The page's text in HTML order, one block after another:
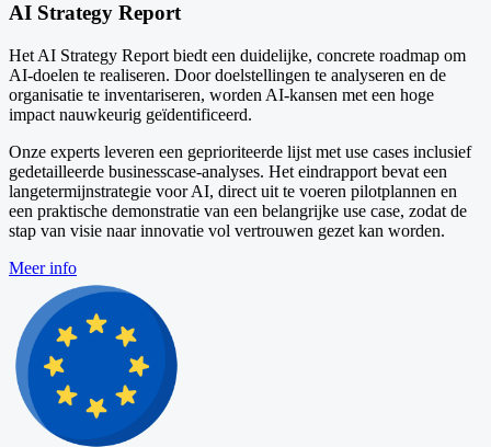
AI Strategy Report
Het AI Strategy Report biedt een duidelijke, concrete roadmap om
AI-doelen te realiseren. Door doelstellingen te analyseren en de
organisatie te inventariseren, worden AI-kansen met een hoge
impact nauwkeurig geïdentificeerd.
Onze experts leveren een geprioriteerde lijst met use cases inclusief
gedetailleerde businesscase-analyses. Het eindrapport bevat een
langetermijnstrategie voor AI, direct uit te voeren pilotplannen en
een praktische demonstratie van een belangrijke use case, zodat de
stap van visie naar innovatie vol vertrouwen gezet kan worden.
Meer info